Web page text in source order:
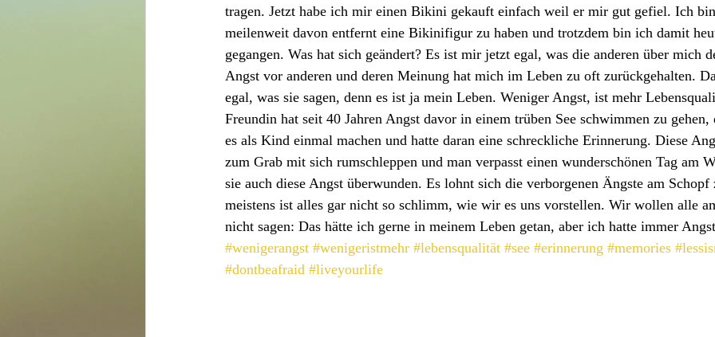
tragen. Jetzt habe ich mir einen Bikini gekauft einfach weil er mir gut gefiel. Ich
meilenweit davon entfernt eine Bikinifigur zu haben und trotzdem bin ich damit
gegangen. Was hat sich geändert? Es ist mir jetzt egal, was die anderen über mich
Angst vor anderen und deren Meinung hat mich im Leben zu oft zurückgehalten.
egal, was sie sagen, denn es ist ja mein Leben. Weniger Angst, ist mehr
Freundin hat seit 40 Jahren Angst davor in einem trüben See schwimmen zu gehen,
es als Kind einmal machen und hatte daran eine schreckliche Erinnerung. Diese
zum Grab mit sich rumschleppen und man verpasst einen wunderschönen Tag am
sie auch diese Angst überwunden. Es lohnt sich die verborgenen Ängste am Schopf
meistens ist alles gar nicht so schlimm, wie wir es uns vorstellen. Wir wollen alle
nicht sagen: Das hätte ich gerne in meinem Leben getan, aber ich hatte immer
#wenigerangst #wenigeristmehr #lebensqualität #see #erinnerung #memories
#dontbeafraid #liveyourlife